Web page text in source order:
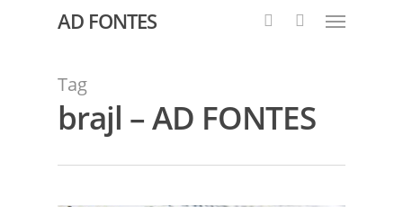
AD FONTES
Tag
brajl – AD FONTES